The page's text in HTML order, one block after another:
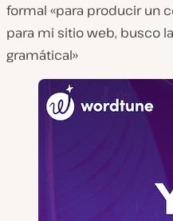
formal «para producir un
para mi sitio web, busco
gramátical»